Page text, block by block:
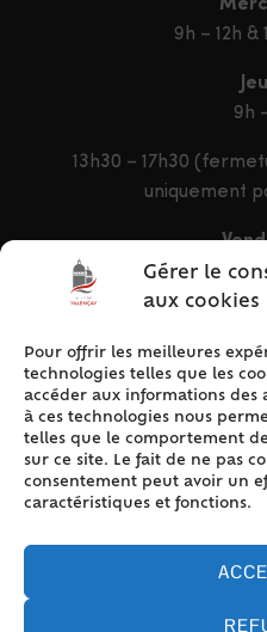
Gérer le
aux cookies
Pour offrir les meilleures
technologies telles que les
accéder aux informations des
à ces technologies nous
telles que le comportement
sur ce site. Le fait de ne pas
consentement peut avoir un
caractéristiques et fonctions.
9h – 12h &
9h
13h30 – 17h30
uniquement
9h – 12h &
ACCÈS
Plan
Politique de